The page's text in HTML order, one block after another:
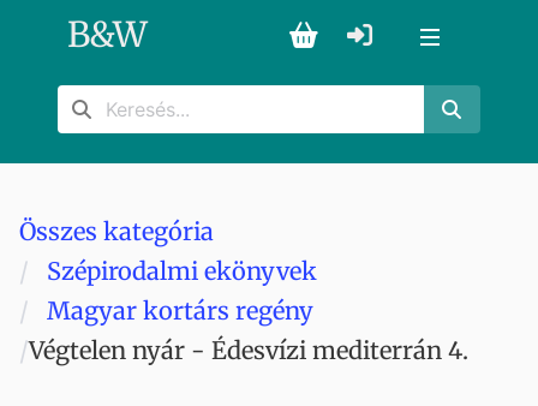
B&W
Összes kategória
Szépirodalmi ekönyvek
Magyar kortárs regény
Végtelen nyár - Édesvízi mediterrán 4.